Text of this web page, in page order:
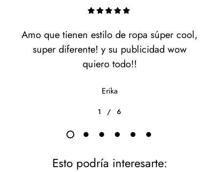
Amo que tienen estilo de ropa súper cool,
super diferente! y su publicidad wow
quiero todo!!
Erika
1 / 6
Esto podría interesarte: